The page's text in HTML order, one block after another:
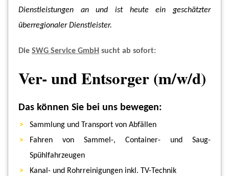
Dienstleistungen an und ist heute ein geschätzter
überregionaler Dienstleister.
Die SWG Service GmbH sucht ab sofort:
Ver- und Entsorger (m/w/d)
Das können Sie bei uns bewegen:
Sammlung und Transport von Abfällen
Fahren von Sammel-, Container- und Saug-
Spühlfahrzeugen
Kanal- und Rohrreinigungen inkl. TV-Technik